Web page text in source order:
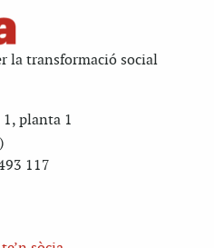
la transformació social
1, planta 1
117